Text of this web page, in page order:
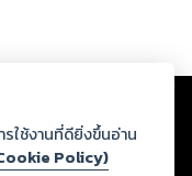
ากฏว่าละเมิดสิทธิใน
และศีลธรรม ดังนั้น ผู้อ่าน
อง และหากท่านพบว่าส่วน
ใช้งานที่ดียิ่งขึ้นอ่าน
Policy)